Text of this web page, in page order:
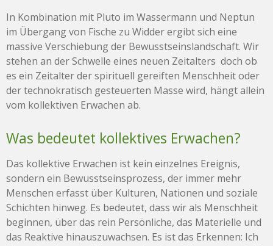
In Kombination mit Pluto im Wassermann und Neptun
im Übergang von Fische zu Widder ergibt sich eine
massive Verschiebung der Bewusstseinslandschaft. Wir
stehen an der Schwelle eines neuen Zeitalters doch ob
es ein Zeitalter der spirituell gereiften Menschheit oder
der technokratisch gesteuerten Masse wird, hängt allein
vom kollektiven Erwachen ab.
Was bedeutet kollektives Erwachen?
Das kollektive Erwachen ist kein einzelnes Ereignis,
sondern ein Bewusstseinsprozess, der immer mehr
Menschen erfasst über Kulturen, Nationen und soziale
Schichten hinweg. Es bedeutet, dass wir als Menschheit
beginnen, über das rein Persönliche, das Materielle und
das Reaktive hinauszuwachsen. Es ist das Erkennen: Ich